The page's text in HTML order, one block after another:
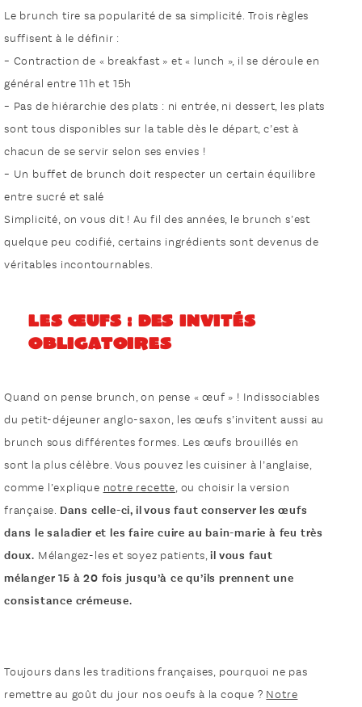
Le brunch tire sa popularité de sa simplicité. Trois règles
suffisent à le définir :
– Contraction de « breakfast » et « lunch », il se déroule en
général entre 11h et 15h
– Pas de hiérarchie des plats : ni entrée, ni dessert, les plats
sont tous disponibles sur la table dès le départ, c’est à
chacun de se servir selon ses envies !
– Un buffet de brunch doit respecter un certain équilibre
entre sucré et salé
Simplicité, on vous dit ! Au fil des années, le brunch s’est
quelque peu codifié, certains ingrédients sont devenus de
véritables incontournables.
Les œufs : des invités
obligatoires
Quand on pense brunch, on pense « œuf » ! Indissociables
du petit-déjeuner anglo-saxon, les œufs s’invitent aussi au
brunch sous différentes formes. Les œufs brouillés en
sont la plus célèbre. Vous pouvez les cuisiner à l’anglaise,
comme l’explique notre recette, ou choisir la version
française. Dans celle-ci, il vous faut conserver les œufs
dans le saladier et les faire cuire au bain-marie à feu très
doux. Mélangez-les et soyez patients,il vous faut
mélanger 15 à 20 fois jusqu’à ce qu’ils prennent une
consistance crémeuse.
Toujours dans les traditions françaises, pourquoi ne pas
remettre au goût du jour nos oeufs à la coque ? Notre